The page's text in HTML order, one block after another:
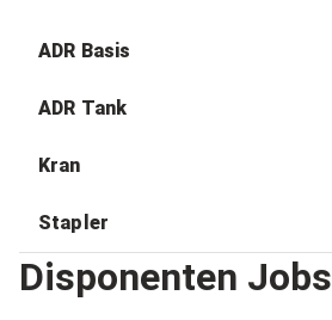
ADR Basis
ADR Tank
Kran
Stapler
Disponenten Jobs